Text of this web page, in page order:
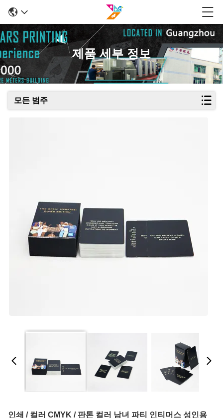
제품 세부 정보
모든 범주
인쇄 / 컬러 CMYK / 판톤 컬러 남녀 파티 인티머스 성인용